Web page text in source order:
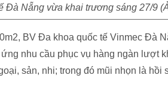
Đà Nẵng vừa khai trương sáng 27/9
BV Đa khoa quốc tế Vinmec Đà
nhu cầu phục vụ hàng ngàn lượt
sản, nhi; trong đó mũi nhọn là hồi